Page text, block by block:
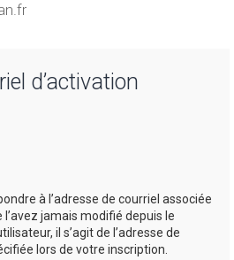
d’activation
à l’adresse de courriel associée
jamais modifié depuis le
il s’agit de l’adresse de
lors de votre inscription.